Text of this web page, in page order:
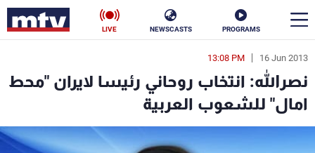
PROGRAMS
NEWSCASTS
LIVE
16 Jun 2013
13:08 PM
نصرالله: انتخاب روحاني رئيسا لايران "محط
امال" للشعوب العربية
en
الأخبار
سياسة ناس